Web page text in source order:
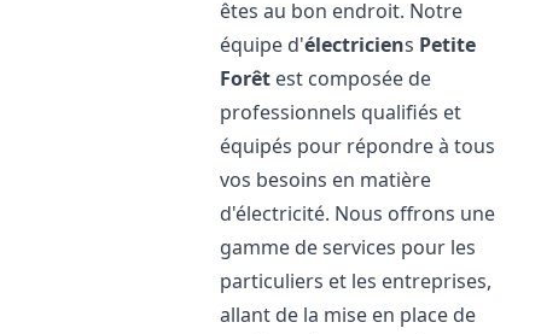
êtes au bon endroit. Notre
équipe d'électriciens Petite
Forêt est composée de
professionnels qualifiés et
équipés pour répondre à tous
vos besoins en matière
d'électricité. Nous offrons une
gamme de services pour les
particuliers et les entreprises,
allant de la mise en place de